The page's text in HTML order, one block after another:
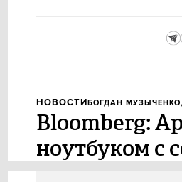
НОВОСТИБОГДАН МУЗЫЧЕНКО
Bloomberg:
ноутбуком с